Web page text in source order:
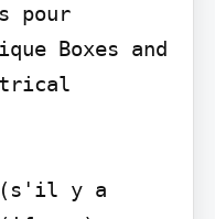
pour
Boxes and
(s'il y a